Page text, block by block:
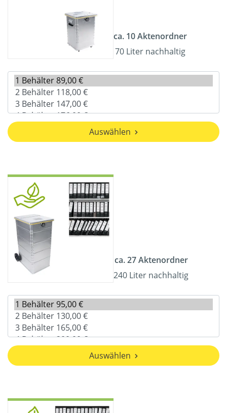
ca. 10 Aktenordner
70 Liter nachhaltig
Auswählen
ca. 27 Aktenordner
240 Liter nachhaltig
Auswählen